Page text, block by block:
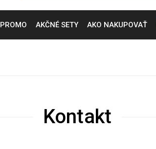
PROMO AKČNÉ SETY AKO NAKUPOVAŤ
Kontakt